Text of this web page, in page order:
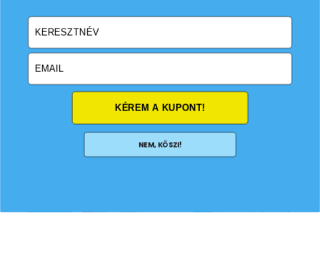
Email
Feliratkozom
email
KÉREM A KUPONT!
NEM, KÖSZI!